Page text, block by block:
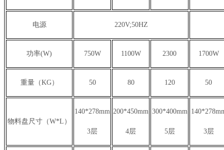
电源 220V;50HZ
功率(W) 750W 1100W 2300 1700W
重量（KG） 50 80 120 50
物料盘尺寸（W*L）
140*278mm
3层
200*450mm
4层
300*400mm
5层 3层